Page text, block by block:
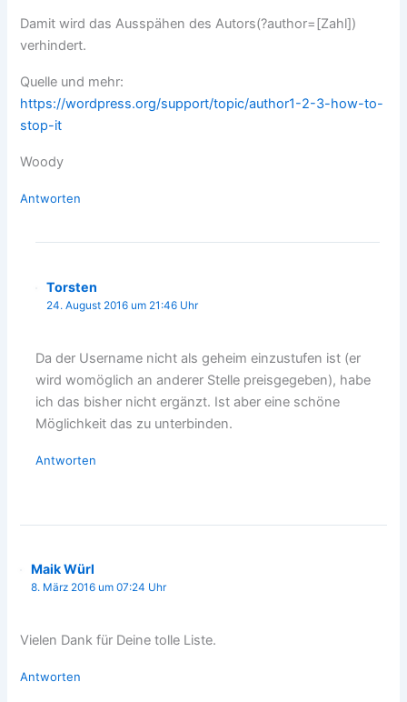
Damit wird das Ausspähen des Autors(?author=[Zahl])
verhindert.
Quelle und mehr:
https://wordpress.org/support/topic/author1-2-3-how-to-
stop-it
Woody
Antworten
Torsten
24. August 2016 um 21:46 Uhr
Da der Username nicht als geheim einzustufen ist (er
wird womöglich an anderer Stelle preisgegeben), habe
ich das bisher nicht ergänzt. Ist aber eine schöne
Möglichkeit das zu unterbinden.
Antworten
Maik Würl
8. März 2016 um 07:24 Uhr
Vielen Dank für Deine tolle Liste.
Antworten